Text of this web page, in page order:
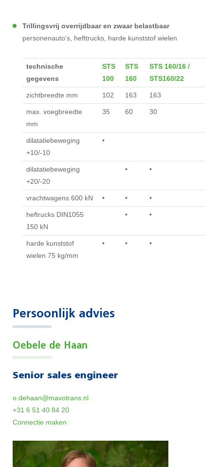
Trillingsvrij overrijdbaar en zwaar belastbaar
personenauto's, hefttrucks, harde kunststof wielen
technische
gegevens
STS
100
STS
160
STS 160/16 /
STS160/22
zichtbreedte mm 102 163 163
max. voegbreedte
mm
35 60 30
dilatatiebeweging
+10/-10
•
dilatatiebeweging
+20/-20
• •
vrachtwagens 600 kN • • •
heftrucks DIN1055
150 kN
• •
harde kunststof
wielen 75 kg/mm
• • •
Persoonlijk advies
Oebele de Haan
Senior sales engineer
o.dehaan@mavotrans.nl
+31 6 51 40 84 20
Connectie maken